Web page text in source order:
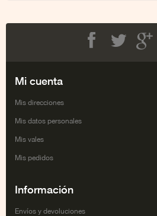
Mi cuenta
Mis direcciones
Mis datos personales
Mis vales
Mis pedidos
Información
Envíos y devoluciones